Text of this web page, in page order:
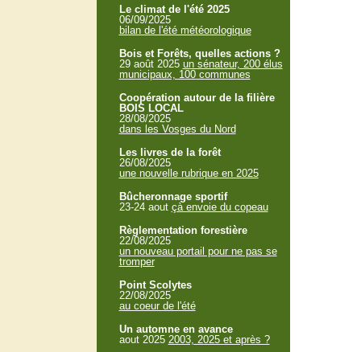
Le climat de l'été 2025
06/09/2025
bilan de l'été météorologique
Bois et Forêts, quelles actions ?
29 août 2025 un sénateur, 200 élus
municipaux, 100 communes
Coopération autour de la filière
BOIS LOCAL
28/08/2025
dans les Vosges du Nord
Les livres de la forêt
26/08/2025
une nouvelle rubrique en 2025
Bûcheronnage sportif
23-24 aout çà envoie du copeau
Règlementation forestière
22/08/2025
un nouveau portail pour ne pas se
tromper
Point Scolytes
22/08/2025
au coeur de l'été
Un automne en avance
aout 2025 2003, 2025 et après ?